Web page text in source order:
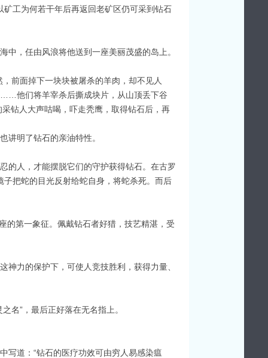
工为何若干年后再返回老矿区仍可采到钻石
，任由风浪将他送到一座美丽茂盛的岛上。
前面掉下一块块被屠杀的羊肉，却不见人
他们将羊宰杀后撕成块片，从山顶丢下谷
钻人大声咕喝，吓走秃鹰，取得钻石后，再
讲明了钻石的亲油特性。
的人，才能摆脱它们的守护获得钻石。在古罗
把蛇的目光反射给蛇自身，将蛇杀死。而后
的第一象征。佩戴钻石者好猎，技艺精湛，受
力的保护下，可使人竞技胜利，获得力量、
名”，最后正好落在无名指上。
写道：“钻石的医疗功效可由穷人易感染瘟